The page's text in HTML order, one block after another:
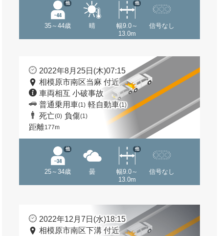
35～44歳
他
晴
幅9.0～
13.0m
他
信号なし
2022年8月25日(木)07:15
相模原市南区当麻 付近
車両相互 小破事故
普通乗用車(1) 軽自動車(1)
死亡(0) 負傷(1)
距離177m
25～34歳
他
曇
幅9.0～
13.0m
他
信号なし
2022年12月7日(水)18:15
相模原市南区下溝 付近